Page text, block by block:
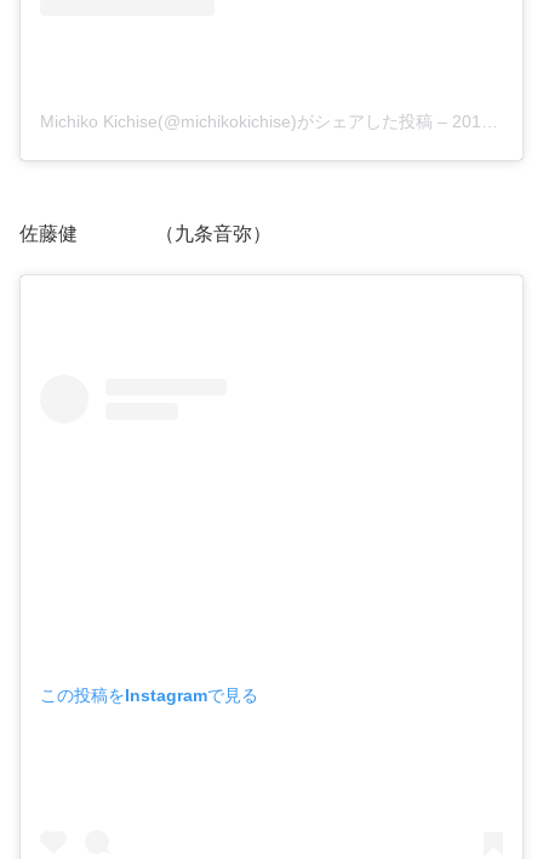
Michiko Kichise(@michikokichise)がシェアした投稿 – 2019年 5月月26日午後8時53分PDT
佐藤健 （九条音弥）
この投稿をInstagramで見る